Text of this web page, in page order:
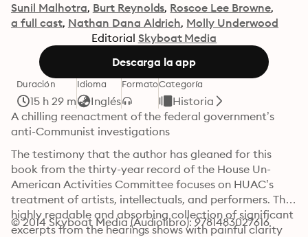
Sunil Malhotra Burt Reynolds Roscoe Lee Browne
a full cast Nathan Dana Aldrich Molly Underwood
Editorial Skyboat Media
Descarga la app
Duración
15 h 29 m
Idioma
Inglés
FormatoCategoría
Historia
A chilling reenactment of the federal government’s
anti-Communist investigations
The testimony that the author has gleaned for this
book from the thirty-year record of the House Un-
American Activities Committee focuses on HUAC’s
treatment of artists, intellectuals, and performers. This
highly readable and absorbing collection of significant
excerpts from the hearings shows with painful clarity
© 2014 Skyboat Media (Audiolibro): 9781483027616